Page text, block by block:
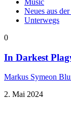
Music
Neues aus
Unterwegs
0
In Darkest
Markus Symeon
2. Mai 2024